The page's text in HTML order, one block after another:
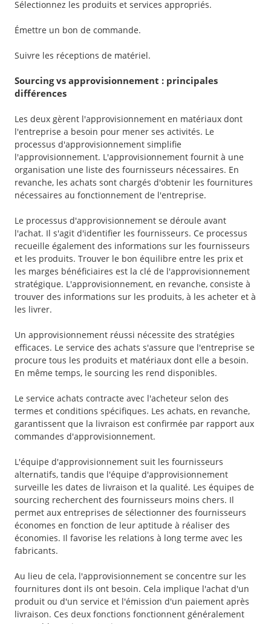
Sélectionnez les produits et services appropriés.
Émettre un bon de commande.
Suivre les réceptions de matériel.
Sourcing vs approvisionnement : principales
différences
Les deux gèrent l'approvisionnement en matériaux dont
l'entreprise a besoin pour mener ses activités. Le
processus d'approvisionnement simplifie
l'approvisionnement. L'approvisionnement fournit à une
organisation une liste des fournisseurs nécessaires. En
revanche, les achats sont chargés d'obtenir les fournitures
nécessaires au fonctionnement de l'entreprise.
Le processus d'approvisionnement se déroule avant
l'achat. Il s'agit d'identifier les fournisseurs. Ce processus
recueille également des informations sur les fournisseurs
et les produits. Trouver le bon équilibre entre les prix et
les marges bénéficiaires est la clé de l'approvisionnement
stratégique. L'approvisionnement, en revanche, consiste à
trouver des informations sur les produits, à les acheter et à
les livrer.
Un approvisionnement réussi nécessite des stratégies
efficaces. Le service des achats s'assure que l'entreprise se
procure tous les produits et matériaux dont elle a besoin.
En même temps, le sourcing les rend disponibles.
Le service achats contracte avec l'acheteur selon des
termes et conditions spécifiques. Les achats, en revanche,
garantissent que la livraison est confirmée par rapport aux
commandes d'approvisionnement.
L'équipe d'approvisionnement suit les fournisseurs
alternatifs, tandis que l'équipe d'approvisionnement
surveille les dates de livraison et la qualité. Les équipes de
sourcing recherchent des fournisseurs moins chers. Il
permet aux entreprises de sélectionner des fournisseurs
économes en fonction de leur aptitude à réaliser des
économies. Il favorise les relations à long terme avec les
fabricants.
Au lieu de cela, l'approvisionnement se concentre sur les
fournitures dont ils ont besoin. Cela implique l'achat d'un
produit ou d'un service et l'émission d'un paiement après
livraison. Ces deux fonctions fonctionnent généralement